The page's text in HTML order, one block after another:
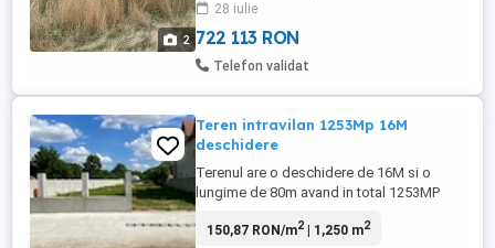
2
utilizat pentru productie.
28 iulie
722 113 RON
Telefon validat
Teren intravilan 1253Mp 16M
deschidere
Terenul are o deschidere de 16M si o
lungime de 80m avand in total 1253MP
sunt la nivel de proiect) Strada asfaltată
150,87 RON/m2| 1,250 m2